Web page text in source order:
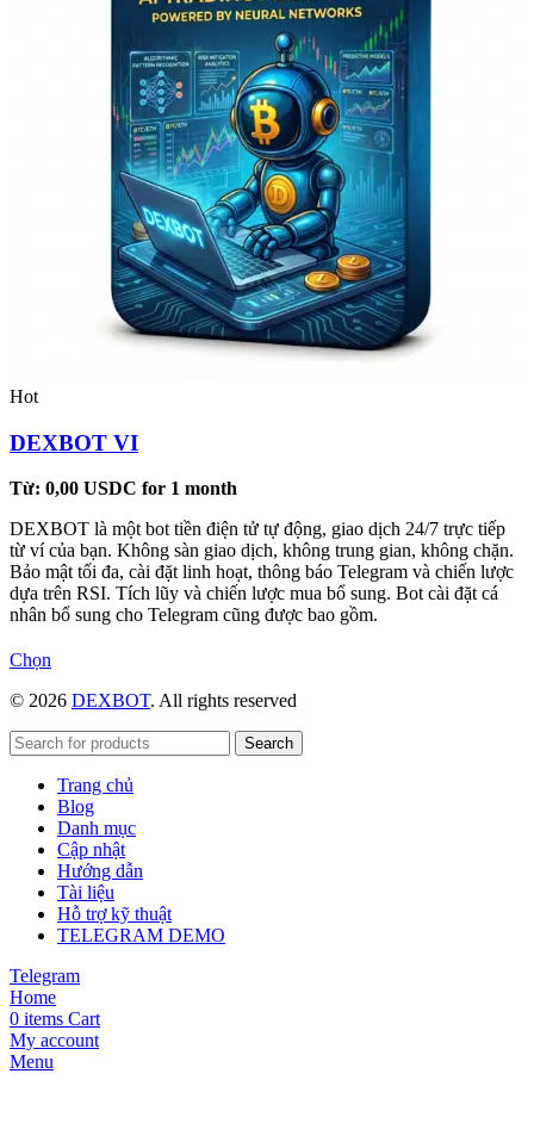
Hot
DEXBOT VI
Từ: 0,00 USDC for 1 month
DEXBOT là một bot tiền điện tử tự động, giao dịch 24/7 trực tiếp
từ ví của bạn. Không sàn giao dịch, không trung gian, không chặn.
Bảo mật tối đa, cài đặt linh hoạt, thông báo Telegram và chiến lược
dựa trên RSI. Tích lũy và chiến lược mua bổ sung. Bot cài đặt cá
nhân bổ sung cho Telegram cũng được bao gồm.
Chọn
này
nhiều
thể.
Các
tùy
chọn
có
thể
được
chọn
trang
sản
phẩm
© 2026 DEXBOT. All rights reserved
Search
Trang chủ
Blog
Danh mục
Cập nhật
Hướng dẫn
Tài liệu
Hỗ trợ kỹ thuật
TELEGRAM DEMO
Telegram
Home
0 items Cart
My account
Menu